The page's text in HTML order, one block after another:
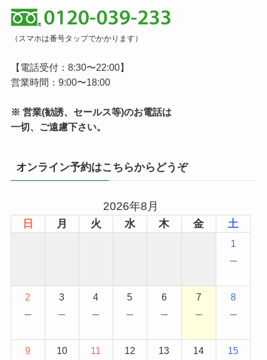
（スマホは番号タップでかかります）
【電話受付：8:30〜22:00】
営業時間：9:00〜18:00
※ 営業(勧誘、セールス等)のお電話は
一切、ご遠慮下さい。
オンライン予約はこちらからどうぞ
2026年8月
日 月 火 水 木 金 土
1
−
2
−
3
−
4
−
5
−
6
−
7
−
8
−
9 10 11 12 13 14 15